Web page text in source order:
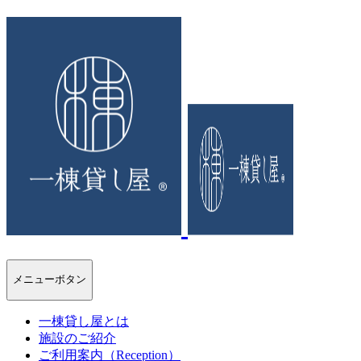
メニューボタン
一棟貸し屋とは
施設のご紹介
ご利用案内（Reception）